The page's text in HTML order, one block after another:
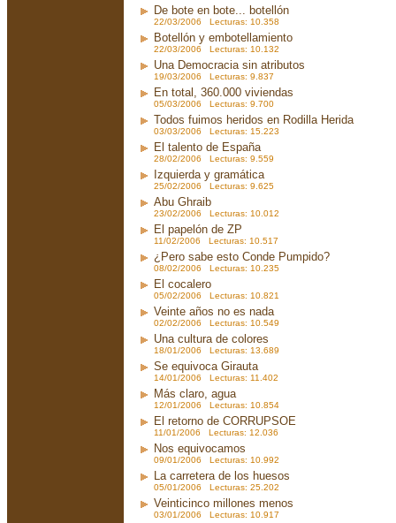
De bote en bote... botellón
22/03/2006 Lecturas: 10.358
Botellón y embotellamiento
22/03/2006 Lecturas: 10.132
Una Democracia sin atributos
19/03/2006 Lecturas: 9.837
En total, 360.000 viviendas
05/03/2006 Lecturas: 9.700
Todos fuimos heridos en Rodilla Herida
03/03/2006 Lecturas: 15.223
El talento de España
28/02/2006 Lecturas: 9.559
Izquierda y gramática
25/02/2006 Lecturas: 9.625
Abu Ghraib
23/02/2006 Lecturas: 10.012
El papelón de ZP
11/02/2006 Lecturas: 10.517
¿Pero sabe esto Conde Pumpido?
08/02/2006 Lecturas: 10.235
El cocalero
05/02/2006 Lecturas: 10.821
Veinte años no es nada
02/02/2006 Lecturas: 10.549
Una cultura de colores
18/01/2006 Lecturas: 13.689
Se equivoca Girauta
14/01/2006 Lecturas: 11.402
Más claro, agua
12/01/2006 Lecturas: 10.854
El retorno de CORRUPSOE
11/01/2006 Lecturas: 12.036
Nos equivocamos
09/01/2006 Lecturas: 10.992
La carretera de los huesos
05/01/2006 Lecturas: 25.202
Veinticinco millones menos
03/01/2006 Lecturas: 10.917